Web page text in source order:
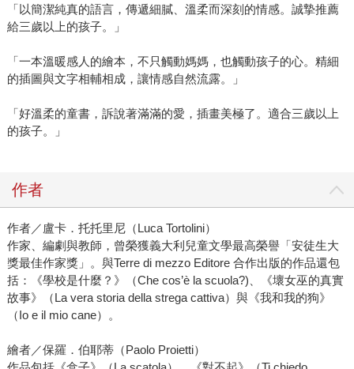
「以簡潔純真的語言，傳遞細膩、溫柔而深刻的情感。誠摯推薦
給三歲以上的孩子。」
「一本溫暖感人的繪本，不只觸動媽媽，也觸動孩子的心。精細
的插圖與文字相輔相成，讓情感自然流露。」
「好溫柔的童書，訴說著滿滿的愛，插畫美極了。適合三歲以上
的孩子。」
作者
作者／盧卡．托托里尼（Luca Tortolini）
作家、編劇與教師，曾榮獲義大利兒童文學最高榮譽「安徒生大
獎最佳作家獎」。與Terre di mezzo Editore 合作出版的作品還包
括：《學校是什麼？》（Che cos’è la scuola?)、《壞女巫的真實
故事》（La vera storia della strega cattiva）與《我和我的狗》
（Io e il mio cane）。
繪者／保羅．伯耶蒂（Paolo Proietti）